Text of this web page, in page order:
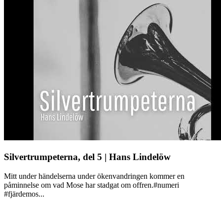
Silvertrumpeterna, del 5 | Hans Lindelöw
Mitt under händelserna under ökenvandringen kommer en
påminnelse om vad Mose har stadgat om offren.#numeri
#fjärdemos...